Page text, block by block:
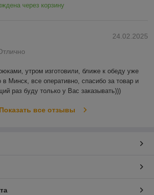
через корзину
24.02.2025
утром изготовили, ближе к обеду уже
Минск, все оперативно, спасибо за товар и
раз буду только у Вас заказывать)))
Показать все отзывы